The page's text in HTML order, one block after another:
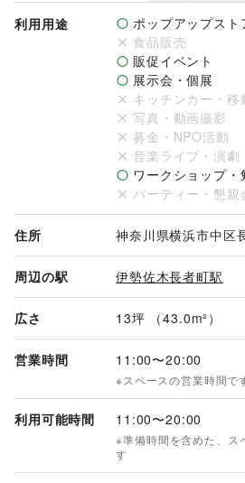
横浜エリアにある1Fの路面にあるガ
明るく広いスペースで、あらゆるジ
的空間。そんな多目的空間でアパレ
展示会、アートの展示会など行いま
トの展示会や、ギャラリー内で展示
ど出してのポップアップストアなど
らも徒歩5分と好立地。広いガラス張
が訪れます。2Fや外のスペースも使
ずはあなたの企画をお聞かせくださ
【利用料金(税込)】
33,000円／日
【利用時間】
利用用途
ポップアップスト
食品販売
販促イベント
展示会・個展
キッチンカー・移
写真・動画撮影
募金・NPO活動
音楽ライブ・演劇
ワークショップ・
パーティー・懇親
住所 神奈川県横浜市中区
周辺の駅 伊勢佐木長者町駅
広さ 13坪 （43.0m²）
営業時間 11:00〜20:00
※スペースの営業時間で
利用可能時間 11:00〜20:00
※準備時間を含めた、ス
す